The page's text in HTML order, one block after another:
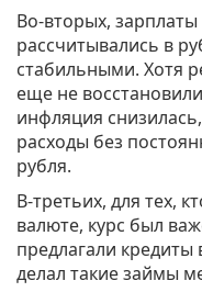
Во-вторых,
рассчитывались в
стабильными. Хотя
еще не
инфляция
расходы без
рубля.
В-третьих, для тех,
валюте, курс был
предлагали кредиты
делал такие займы